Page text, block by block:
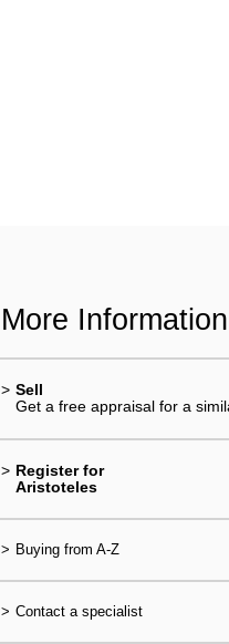
More Information
> Sell
Get a free appraisal for a
> Register for
Aristoteles
> Buying from A-Z
> Contact a specialist